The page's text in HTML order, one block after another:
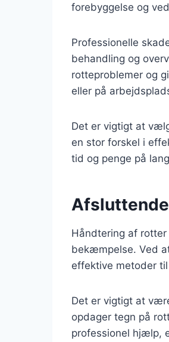
forebyggelse og
Professionelle
behandling og
rotteproblemer og
eller på
Det er vigtigt at
en stor forskel i
tid og penge på
Håndtering af
bekæmpelse. Ved
effektive metoder
Det er vigtigt at
opdager tegn på
professionel hjælp,